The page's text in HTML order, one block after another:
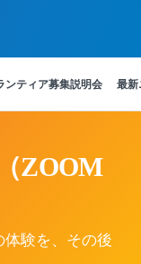
ンティア募集説明会 最新
ZOOM
験を、その後